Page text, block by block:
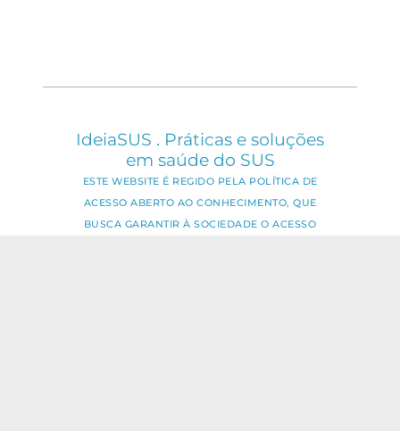
IdeiaSUS . Práticas e soluções
em saúde do SUS
ESTE WEBSITE É REGIDO PELA POLÍTICA DE
ACESSO ABERTO AO CONHECIMENTO, QUE
BUSCA GARANTIR À SOCIEDADE O ACESSO